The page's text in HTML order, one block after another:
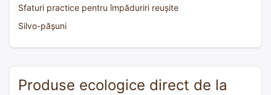
Sfaturi practice pentru împăduriri reușite
Silvo-pășuni
Produse ecologice direct de la